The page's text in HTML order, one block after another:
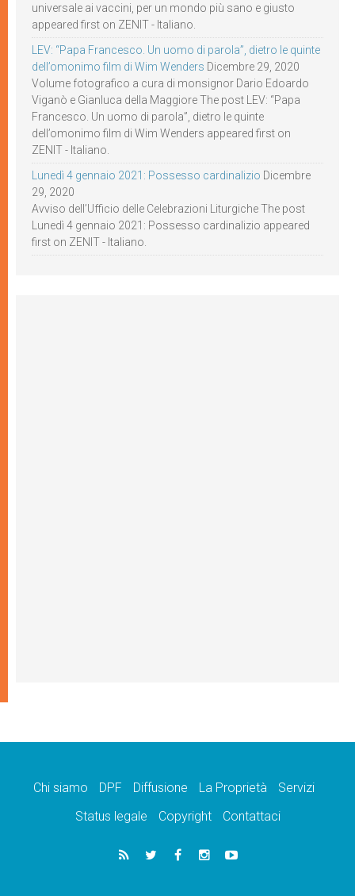
universale ai vaccini, per un mondo più sano e giusto
appeared first on ZENIT - Italiano.
LEV: “Papa Francesco. Un uomo di parola”, dietro le quinte
dell’omonimo film di Wim Wenders Dicembre 29, 2020
Volume fotografico a cura di monsignor Dario Edoardo
Viganò e Gianluca della Maggiore The post LEV: “Papa
Francesco. Un uomo di parola”, dietro le quinte
dell’omonimo film di Wim Wenders appeared first on
ZENIT - Italiano.
Lunedì 4 gennaio 2021: Possesso cardinalizio Dicembre
29, 2020
Avviso dell’Ufficio delle Celebrazioni Liturgiche The post
Lunedì 4 gennaio 2021: Possesso cardinalizio appeared
first on ZENIT - Italiano.
Chi siamo DPF Diffusione La Proprietà
Servizi
Status legale
Copyright Contattaci